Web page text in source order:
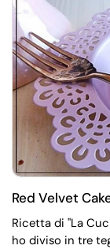
Red Velvet
Ricetta di "La
ho diviso in tre